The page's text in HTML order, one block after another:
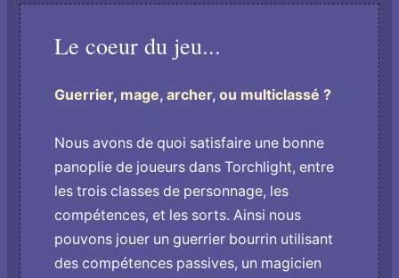
Le coeur du jeu...
Guerrier, mage, archer, ou multiclassé ?
Nous avons de quoi satisfaire une bonne
panoplie de joueurs dans Torchlight, entre
les trois classes de personnage, les
compétences, et les sorts. Ainsi nous
pouvons jouer un guerrier bourrin utilisant
des compétences passives, un magicien